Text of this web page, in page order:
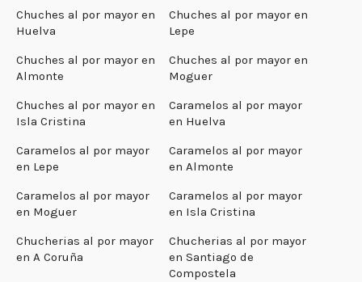
Chuches al por mayor en
Huelva
Chuches al por mayor en
Lepe
Chuches al por mayor en
Almonte
Chuches al por mayor en
Moguer
Chuches al por mayor en
Isla Cristina
Caramelos al por mayor
en Huelva
Caramelos al por mayor
en Lepe
Caramelos al por mayor
en Almonte
Caramelos al por mayor
en Moguer
Caramelos al por mayor
en Isla Cristina
Chucherias al por mayor
en A Coruña
Chucherias al por mayor
en Santiago de
Compostela